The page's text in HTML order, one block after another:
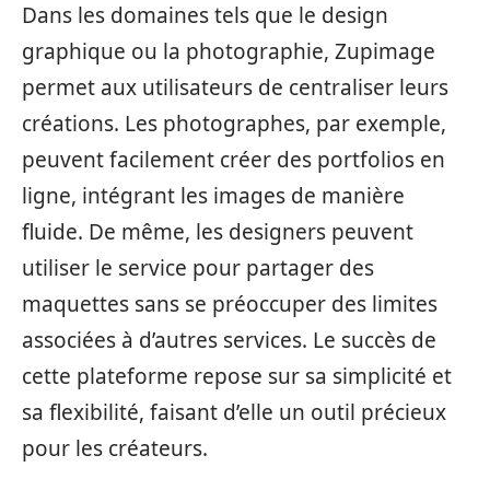
Dans les domaines tels que le design
graphique ou la photographie, Zupimage
permet aux utilisateurs de centraliser leurs
créations. Les photographes, par exemple,
peuvent facilement créer des portfolios en
ligne, intégrant les images de manière
fluide. De même, les designers peuvent
utiliser le service pour partager des
maquettes sans se préoccuper des limites
associées à d’autres services. Le succès de
cette plateforme repose sur sa simplicité et
sa flexibilité, faisant d’elle un outil précieux
pour les créateurs.